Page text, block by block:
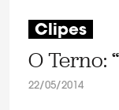
Clipes
O Terno:
22/05/2014